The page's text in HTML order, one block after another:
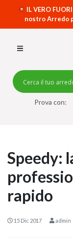
IL VERO
nostro Arredo
Prova con:
SCRIVANIE
CASSETTIERE
RECEPTION
TAVOLI RIUNIONE
ACCESSORI
Speedy:
rapido
15 Dic 2017 admin